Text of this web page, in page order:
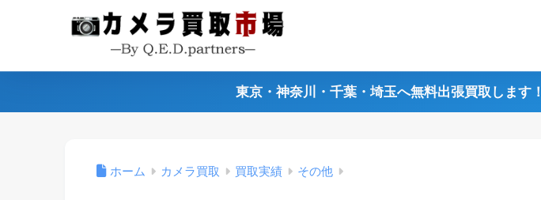
東京・神奈川・千葉・埼玉へ無料出張買取しま
ホーム カメラ買取 買取実績 その他